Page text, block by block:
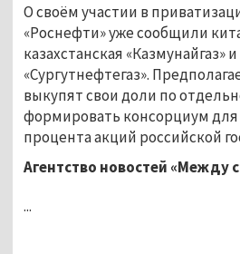
О своём участии в
«Роснефти» уже сообщили
казахстанская «Казмунайгаз»
«Сургутнефтегаз».
выкупят свои доли по
формировать консорциум для
процента акций российской
Агентство новостей «Между
...